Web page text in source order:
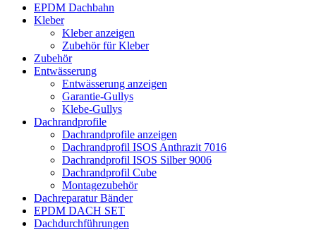
EPDM Dachbahn
Kleber
Kleber anzeigen
Zubehör für Kleber
Zubehör
Entwässerung
Entwässerung anzeigen
Garantie-Gullys
Klebe-Gullys
Dachrandprofile
Dachrandprofile anzeigen
Dachrandprofil ISOS Anthrazit 7016
Dachrandprofil ISOS Silber 9006
Dachrandprofil Cube
Montagezubehör
Dachreparatur Bänder
EPDM DACH SET
Dachdurchführungen